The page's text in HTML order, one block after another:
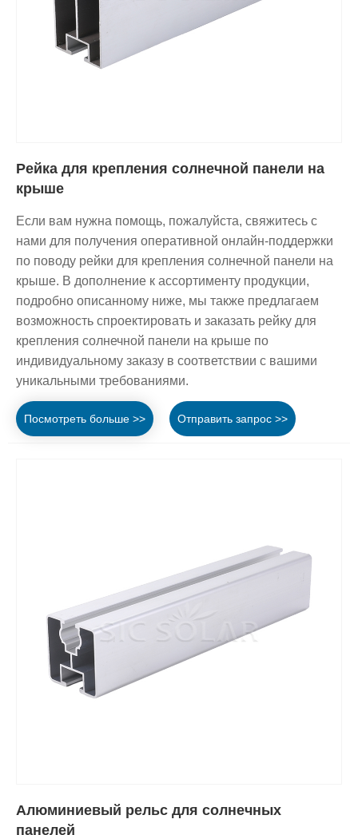
Рейка для крепления солнечной панели на
крыше
Если вам нужна помощь, пожалуйста, свяжитесь с
нами для получения оперативной онлайн-поддержки
по поводу рейки для крепления солнечной панели на
крыше. В дополнение к ассортименту продукции,
подробно описанному ниже, мы также предлагаем
возможность спроектировать и заказать рейку для
крепления солнечной панели на крыше по
индивидуальному заказу в соответствии с вашими
уникальными требованиями.
Посмотреть больше >> Отправить запрос >>
Алюминиевый рельс для солнечных
панелей